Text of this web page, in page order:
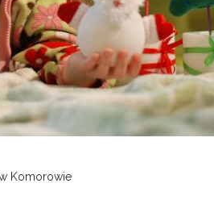
Komorowie